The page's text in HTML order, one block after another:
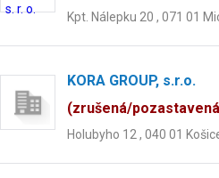
Kpt. Nálepku 20 , 071 01
KORA GROUP, s.r.o.
(zrušená/
Holubyho 12 , 040 01